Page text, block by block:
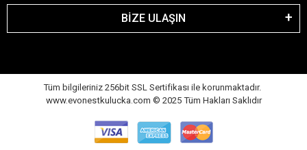
BİZE ULAŞIN
Tüm bilgileriniz 256bit SSL Sertifikası ile korunmaktadır.
www.evonestkulucka.com © 2025 Tüm Hakları Saklıdır